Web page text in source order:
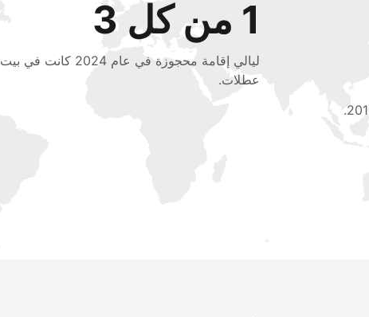
1 من كل 3
ليالي إقامة محجوزة في عام 2024 كانت في بيت
عطلات.